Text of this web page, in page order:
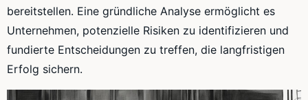
bereitstellen. Eine gründliche Analyse ermöglicht es
Unternehmen, potenzielle Risiken zu identifizieren und
fundierte Entscheidungen zu treffen, die langfristigen
Erfolg sichern.